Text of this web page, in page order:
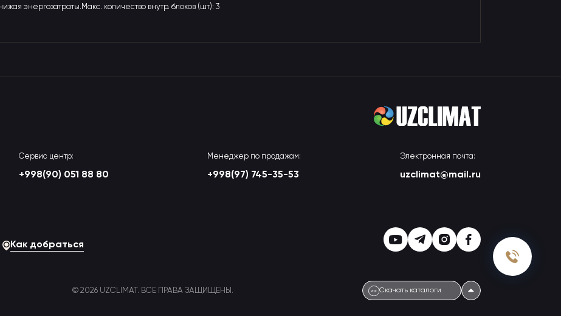
энергозатраты.Макс. количество внутр. блоков (шт): 3
Сервис центр:
+998(90) 051 88 80
Менеджер по продажам:
+998(97) 745-35-53
Электронная почта:
uzclimat@mail.ru
Как добраться
Скачать каталоги
© 2026 UZCLIMAT. ВСЕ ПРАВА ЗАЩИЩЕНЫ.